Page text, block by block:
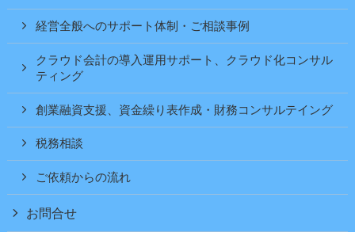
経営全般へのサポート体制・ご相談事例
クラウド会計の導入運用サポート、クラウド化コンサル
ティング
創業融資支援、資金繰り表作成・財務コンサルテイング
税務相談
ご依頼からの流れ
お問合せ